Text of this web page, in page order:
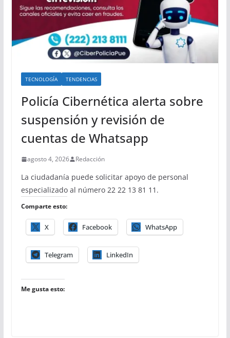
TECNOLOGÍA TENDENCIAS
Policía Cibernética alerta sobre
suspensión y revisión de
cuentas de Whatsapp
agosto 4, 2026 Redacción
La ciudadanía puede solicitar apoyo de personal
especializado al número 22 22 13 81 11.
Comparte esto:
X Facebook WhatsApp
Telegram LinkedIn
Me gusta esto: